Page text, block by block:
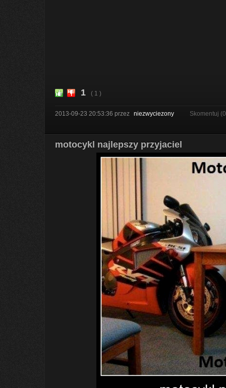
1 ( 1 )
2013-09-23 20:53:36 przez niezwyciezony Skomentuj
motocykl najlepszy przyjaciel